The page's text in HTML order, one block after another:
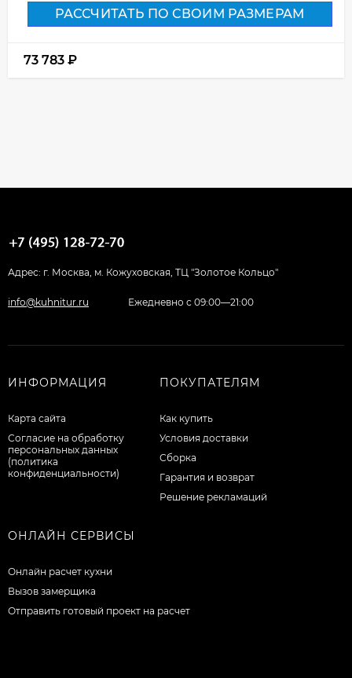
РАССЧИТАТЬ ПО СВОИМ РАЗМЕРАМ
73 783 ₽
Адрес: г. Москва, м. Кожуховская, ТЦ "Золотое Кольцо"
info@kuhnitur.ru Ежедневно с 09:00—21:00
ИНФОРМАЦИЯ
Карта сайта
Согласие на обработку
персональных данных
(политика
конфиденциальности)
ПОКУПАТЕЛЯМ
Как купить
Условия доставки
Сборка
Гарантия и возврат
Решение рекламаций
ОНЛАЙН СЕРВИСЫ
Онлайн расчет кухни
Вызов замерщика
Отправить готовый проект на расчет